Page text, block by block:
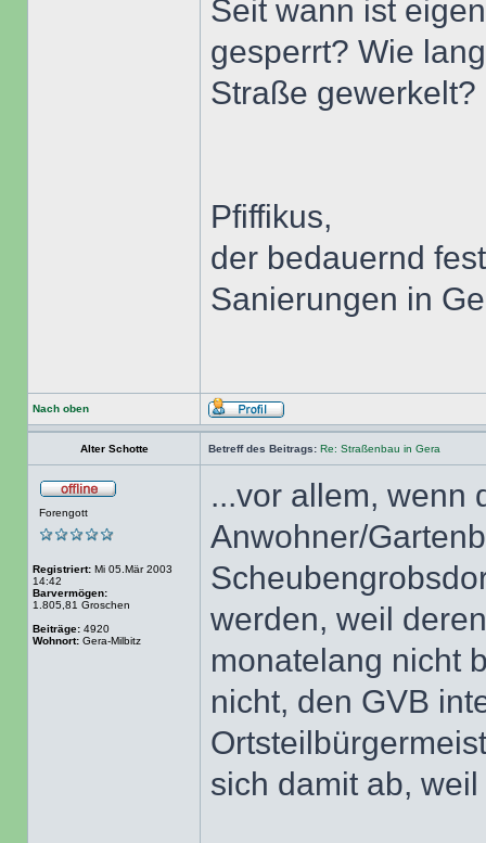
Seit wann ist
gesperrt? Wie
Straße gewerkelt?
Pfiffikus,
der bedauernd
Sanierungen in
Nach oben
Alter Schotte Betreff des Beitrags: Re: Straßenbau in Gera
Forengott
Registriert: Mi 05.Mär 2003
14:42
Barvermögen:
1.805,81 Groschen
Beiträge: 4920
Wohnort: Gera-Milbitz
...vor allem, wenn
Anwohner/
werden, weil
monatelang nicht
nicht, den GVB
sich damit ab,